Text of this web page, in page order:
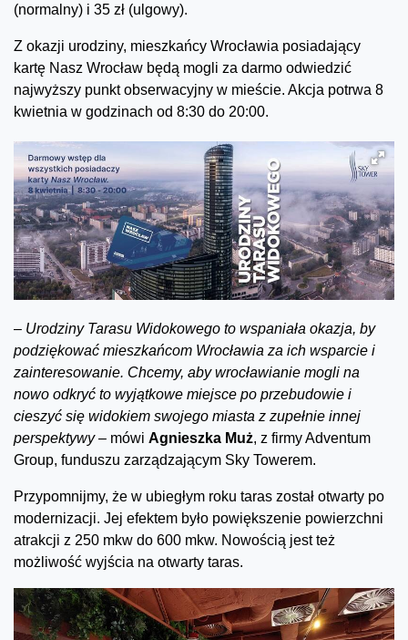
(normalny) i 35 zł (ulgowy).
Z okazji urodziny, mieszkańcy Wrocławia posiadający
kartę Nasz Wrocław będą mogli za darmo odwiedzić
najwyższy punkt obserwacyjny w mieście. Akcja potrwa 8
kwietnia w godzinach od 8:30 do 20:00.
– Urodziny Tarasu Widokowego to wspaniała okazja, by
podziękować mieszkańcom Wrocławia za ich wsparcie i
zainteresowanie. Chcemy, aby wrocławianie mogli na
nowo odkryć to wyjątkowe miejsce po przebudowie i
cieszyć się widokiem swojego miasta z zupełnie innej
perspektywy – mówi Agnieszka Muż, z firmy Adventum
Group, funduszu zarządzającym Sky Towerem.
Przypomnijmy, że w ubiegłym roku taras został otwarty po
modernizacji. Jej efektem było powiększenie powierzchni
atrakcji z 250 mkw do 600 mkw. Nowością jest też
możliwość wyjścia na otwarty taras.